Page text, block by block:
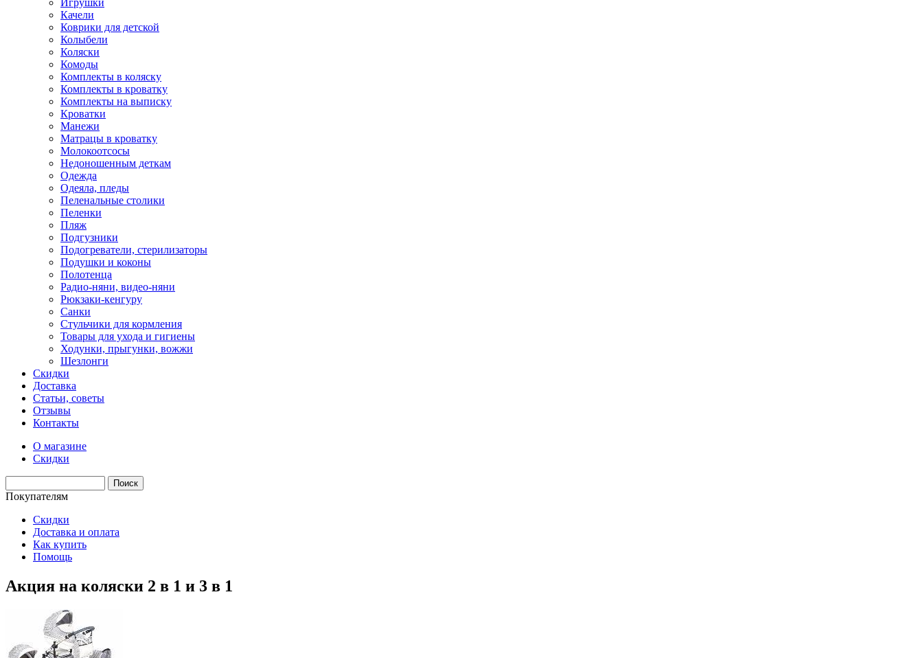
Игрушки
Качели
Коврики для детской
Колыбели
Коляски
Комоды
Комплекты в коляску
Комплекты в кроватку
Комплекты на выписку
Кроватки
Манежи
Матрацы в кроватку
Молокоотсосы
Недоношенным деткам
Одежда
Одеяла, пледы
Пеленальные столики
Пеленки
Пляж
Подгузники
Подогреватели, стерилизаторы
Подушки и коконы
Полотенца
Радио-няни, видео-няни
Рюкзаки-кенгуру
Санки
Стульчики для кормления
Товары для ухода и гигиены
Ходунки, прыгунки, вожжи
Шезлонги
Скидки
Доставка
Статьи, советы
Отзывы
Контакты
О магазине
Скидки
Покупателям
Скидки
Доставка и оплата
Как купить
Помощь
Акция на коляски 2 в 1 и 3 в 1